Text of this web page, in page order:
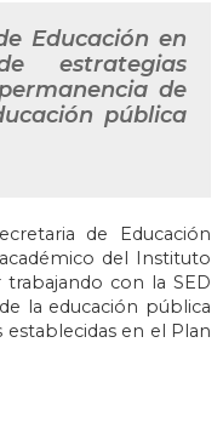
Educación en
estrategias
de
pública
de Educación
del Instituto
con la SED
la educación pública
en el Plan